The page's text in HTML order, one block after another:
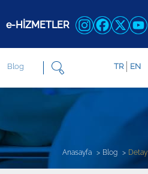
e-HİZMETLER
Blog TR EN
Anasayfa Blog Detay